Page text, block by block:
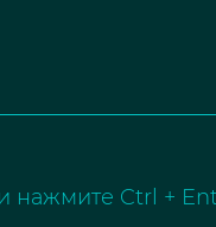
нажмите Ctrl +